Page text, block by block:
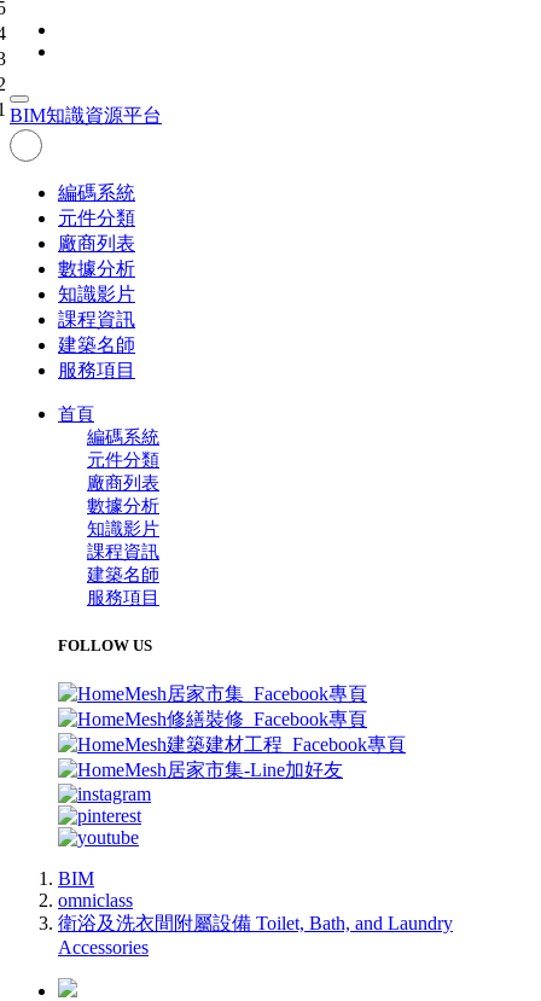
BIM知識資源平台
編碼系統
元件分類
廠商列表
數據分析
知識影片
課程資訊
建築名師
服務項目
首頁
編碼系統
元件分類
廠商列表
數據分析
知識影片
課程資訊
建築名師
服務項目
FOLLOW US
BIM
omniclass
衛浴及洗衣間附屬設備 Toilet, Bath, and Laundry
Accessories